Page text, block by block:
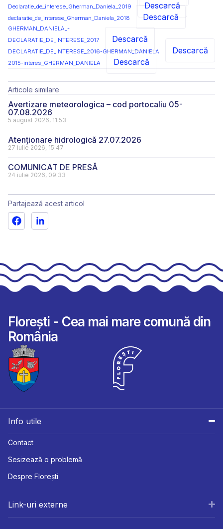
Declaratie_de_interese_Gherman_Daniela_2019 Descarcă
declaratie_de_interese_Gherman_Daniela_2018 Descarcă
GHERMAN_DANIELA_-
DECLARATIE_DE_INTERESE_2017
Descarcă
DECLARATIE_DE_INTERESE_2016-GHERMAN_DANIELA Descarcă
2015-interes_GHERMAN_DANIELA Descarcă
Articole similare
Avertizare meteorologica – cod portocaliu 05-
07.08.2026
5 august 2026, 11:53
Atenționare hidrologică 27.07.2026
27 iulie 2026, 15:47
COMUNICAT DE PRESĂ
24 iulie 2026, 09:33
Partajează acest articol
Florești - Cea mai mare comună din
România
Info utile
Contact
Sesizează o problemă
Despre Florești
Link-uri externe